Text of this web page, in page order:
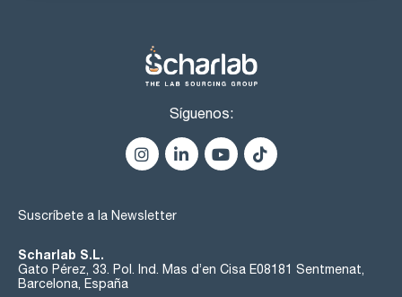
Síguenos:
Suscríbete a la Newsletter
Scharlab S.L.
Gato Pérez, 33. Pol. Ind. Mas d’en Cisa E08181 Sentmenat,
Barcelona, España